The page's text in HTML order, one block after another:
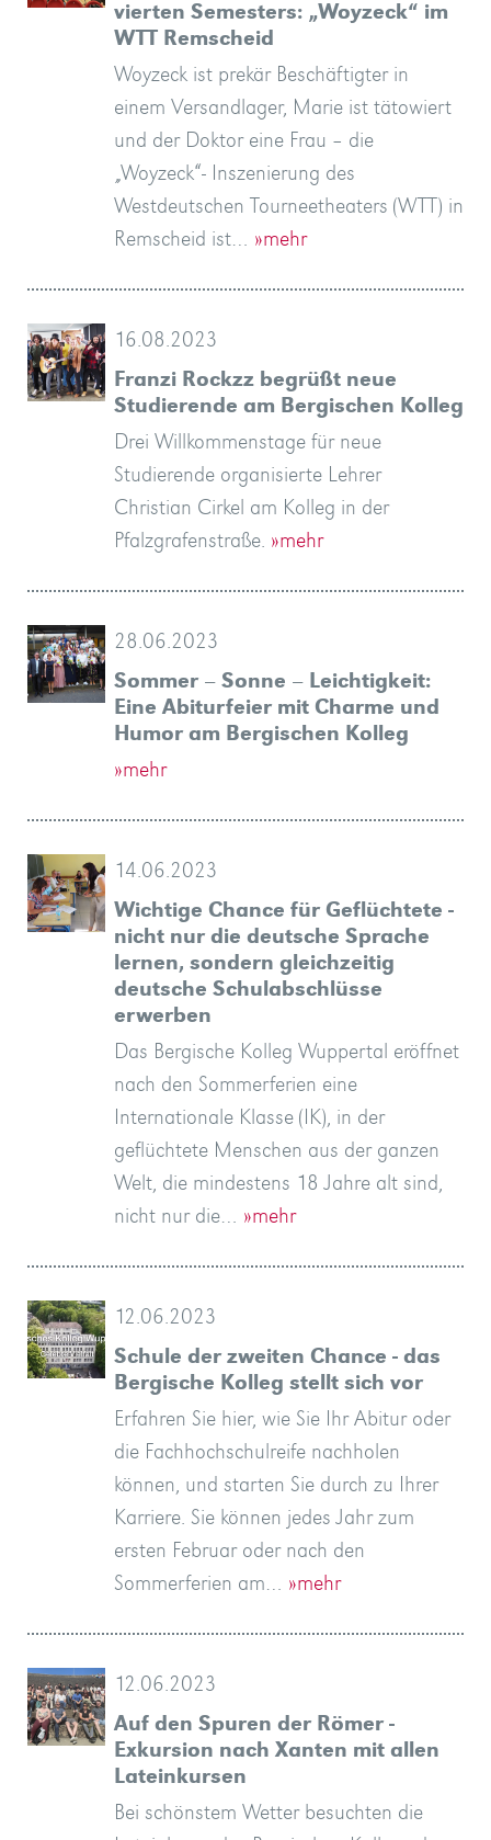
vierten Semesters: „Woyzeck“ im
WTT Remscheid
Woyzeck ist prekär Beschäftigter in
einem Versandlager, Marie ist tätowiert
und der Doktor eine Frau – die
„Woyzeck“- Inszenierung des
Westdeutschen Tourneetheaters (WTT) in
Remscheid ist… »mehr
16.08.2023
Franzi Rockzz begrüßt neue
Studierende am Bergischen Kolleg
Drei Willkommenstage für neue
Studierende organisierte Lehrer
Christian Cirkel am Kolleg in der
Pfalzgrafenstraße. »mehr
28.06.2023
Sommer – Sonne – Leichtigkeit:
Eine Abiturfeier mit Charme und
Humor am Bergischen Kolleg
»mehr
14.06.2023
Wichtige Chance für Geflüchtete -
nicht nur die deutsche Sprache
lernen, sondern gleichzeitig
deutsche Schulabschlüsse
erwerben
Das Bergische Kolleg Wuppertal eröffnet
nach den Sommerferien eine
Internationale Klasse (IK), in der
geflüchtete Menschen aus der ganzen
Welt, die mindestens 18 Jahre alt sind,
nicht nur die… »mehr
12.06.2023
Schule der zweiten Chance - das
Bergische Kolleg stellt sich vor
Erfahren Sie hier, wie Sie Ihr Abitur oder
die Fachhochschulreife nachholen
können, und starten Sie durch zu Ihrer
Karriere. Sie können jedes Jahr zum
ersten Februar oder nach den
Sommerferien am… »mehr
12.06.2023
Auf den Spuren der Römer -
Exkursion nach Xanten mit allen
Lateinkursen
Bei schönstem Wetter besuchten die